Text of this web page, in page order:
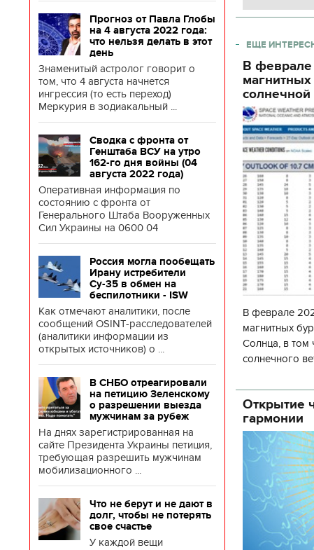
Прогноз от Павла Глобы
на 4 августа 2022 года:
что нельзя делать в этот
день
Знаменитый астролог говорит о
том, что 4 августа начнется
ингрессия (то есть переход)
Меркурия в зодиакальный ...
Сводка с фронта от
Генштаба ВСУ на утро
162-го дня войны (04
августа 2022 года)
Оперативная информация по
состоянию с фронта от
Генерального Штаба Вооруженных
Сил Украины на 0600 04
Россия могла пообещать
Ирану истребители
Су-35 в обмен на
беспилотники - ISW
Как отмечают аналитики, после
сообщений OSINT-расследователей
(аналитики информации из
открытых источников) о ...
В СНБО отреагировали
на петицию Зеленскому
о разрешении выезда
мужчинам за рубеж
На днях зарегистрированная на
сайте Президента Украины петиция,
требующая разрешить мужчинам
мобилизационного ...
Что не берут и не дают в
долг, чтобы не потерять
свое счастье
У каждой вещи
ЕЩЕ
В феврале
солнечной
В феврале
магнитных
Солнца, в том
солнечного
об
Открытие
гармонии